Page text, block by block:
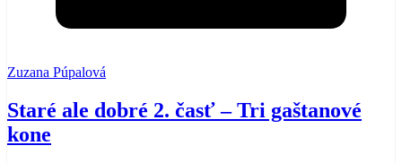
Zuzana Púpalová
Staré ale dobré 2. časť – Tri gaštanové
kone